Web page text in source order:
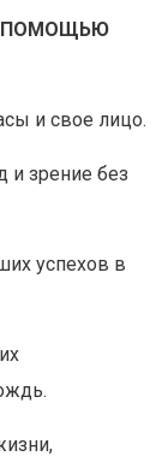
ПОМОЩЬЮ
и свое лицо.
и зрение без
успехов в